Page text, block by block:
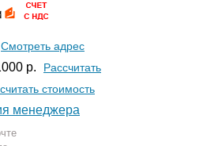
Смотреть адрес
р. Расcчитать
стоимость
менеджера